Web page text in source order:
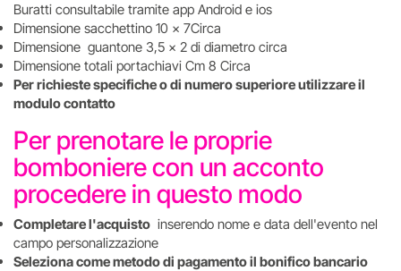
Buratti consultabile tramite app Android e ios
Dimensione sacchettino 10 x 7Circa
Dimensione guantone 3,5 x 2 di diametro circa
Dimensione totali portachiavi Cm 8 Circa
Per richieste specifiche o di numero superiore utilizzare il
modulo contatto
Per prenotare le proprie
bomboniere con un acconto
procedere in questo modo
Completare l'acquisto inserendo nome e data dell'evento nel
campo personalizzazione
Seleziona come metodo di pagamento il bonifico bancario